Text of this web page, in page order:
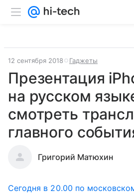
12 сентября 2018 Гаджеты
Презентация
на русском
смотреть
главного
Григорий Матюхин
Сегодня в 20.00 по